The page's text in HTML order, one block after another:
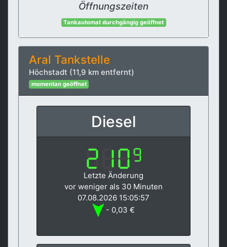
Öffnungszeiten
Tankautomat durchgängig geöffnet
Aral Tankstelle
Höchstadt (11,9 km entfernt)
momentan geöffnet
Diesel
Letzte Änderung
vor weniger als 30 Minuten
07.08.2026 15:05:57
- 0,03 €